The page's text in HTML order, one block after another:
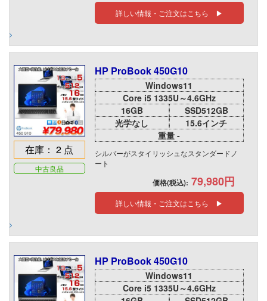
詳しい情報・ご注文はこちら ▶
在庫： 2 点
中古良品
HP ProBook 450G10
Windows11
Core i5 1335U～4.6GHz
16GB
SSD512GB
光学なし
15.6インチ
重量 -
シルバーがスタイリッシュなスタンダードノ
ート
価格(税込): 79,980円
詳しい情報・ご注文はこちら ▶
HP ProBook 450G10
Windows11
Core i5 1335U～4.6GHz